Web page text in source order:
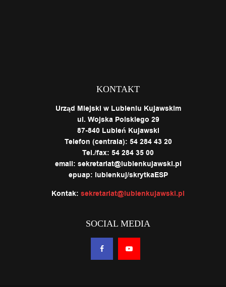
KONTAKT
Urząd Miejski w Lubieniu Kujawskim
ul. Wojska Polskiego 29
87-840 Lubień Kujawski
Telefon (centrala): 54 284 43 20
Tel./fax: 54 284 35 00
email: sekretariat@lubienkujawski.pl
epuap: lubienkuj/skrytkaESP
Kontak: sekretariat@lubienkujawski.pl
SOCIAL MEDIA